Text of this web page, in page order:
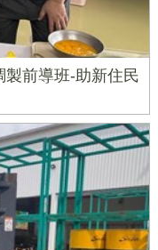
製前導班-助新住民